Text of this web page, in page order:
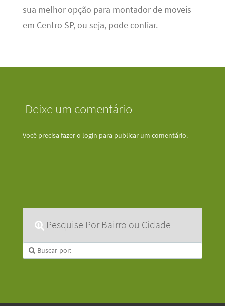
sua melhor opção para montador de moveis
em Centro SP, ou seja, pode confiar.
Deixe um comentário
Você precisa fazer o login para publicar um comentário.
Pesquise Por Bairro ou Cidade